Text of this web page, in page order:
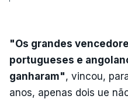
"Os grandes
portugueses e
ganharam", vincou,
anos, apenas dois ue